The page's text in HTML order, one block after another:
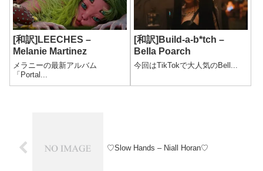
[和訳]LEECHES –
Melanie Martinez
メラニーの最新アルバム
「Portal...
[和訳]Build-a-b*tch –
Bella Poarch
今回はTikTokで大人気のBell...
♡Slow Hands – Niall Horan♡